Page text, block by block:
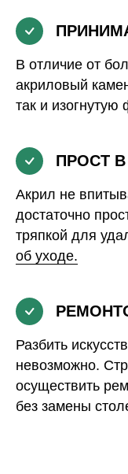
В отличие от
акриловый
так и изогнутую
ПРОСТ
Акрил не
достаточно
тряпкой для
об уходе.
Разбить
невозможно.
осуществить
без замены